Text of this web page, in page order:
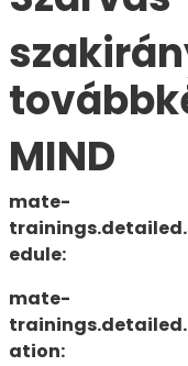
MIND
mate-
edule:
mate-
ation: